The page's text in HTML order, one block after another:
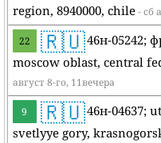
region, 8940000, chile- сб
22 🇷🇺46н-05242;
moscow oblast, central
август 8-го, 11вечера
9 🇷🇺46н-04637;
svetlyye gory,